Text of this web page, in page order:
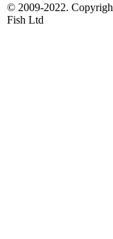
© 2009-2022.
Fish Ltd